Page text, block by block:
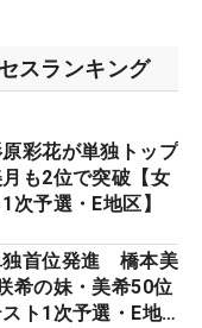
スランキング
彩花が単独トップ
も2位で突破【女
次予選・E地区】
独首位発進 橋本美
希の妹・美希50位
スト1次予選・E地